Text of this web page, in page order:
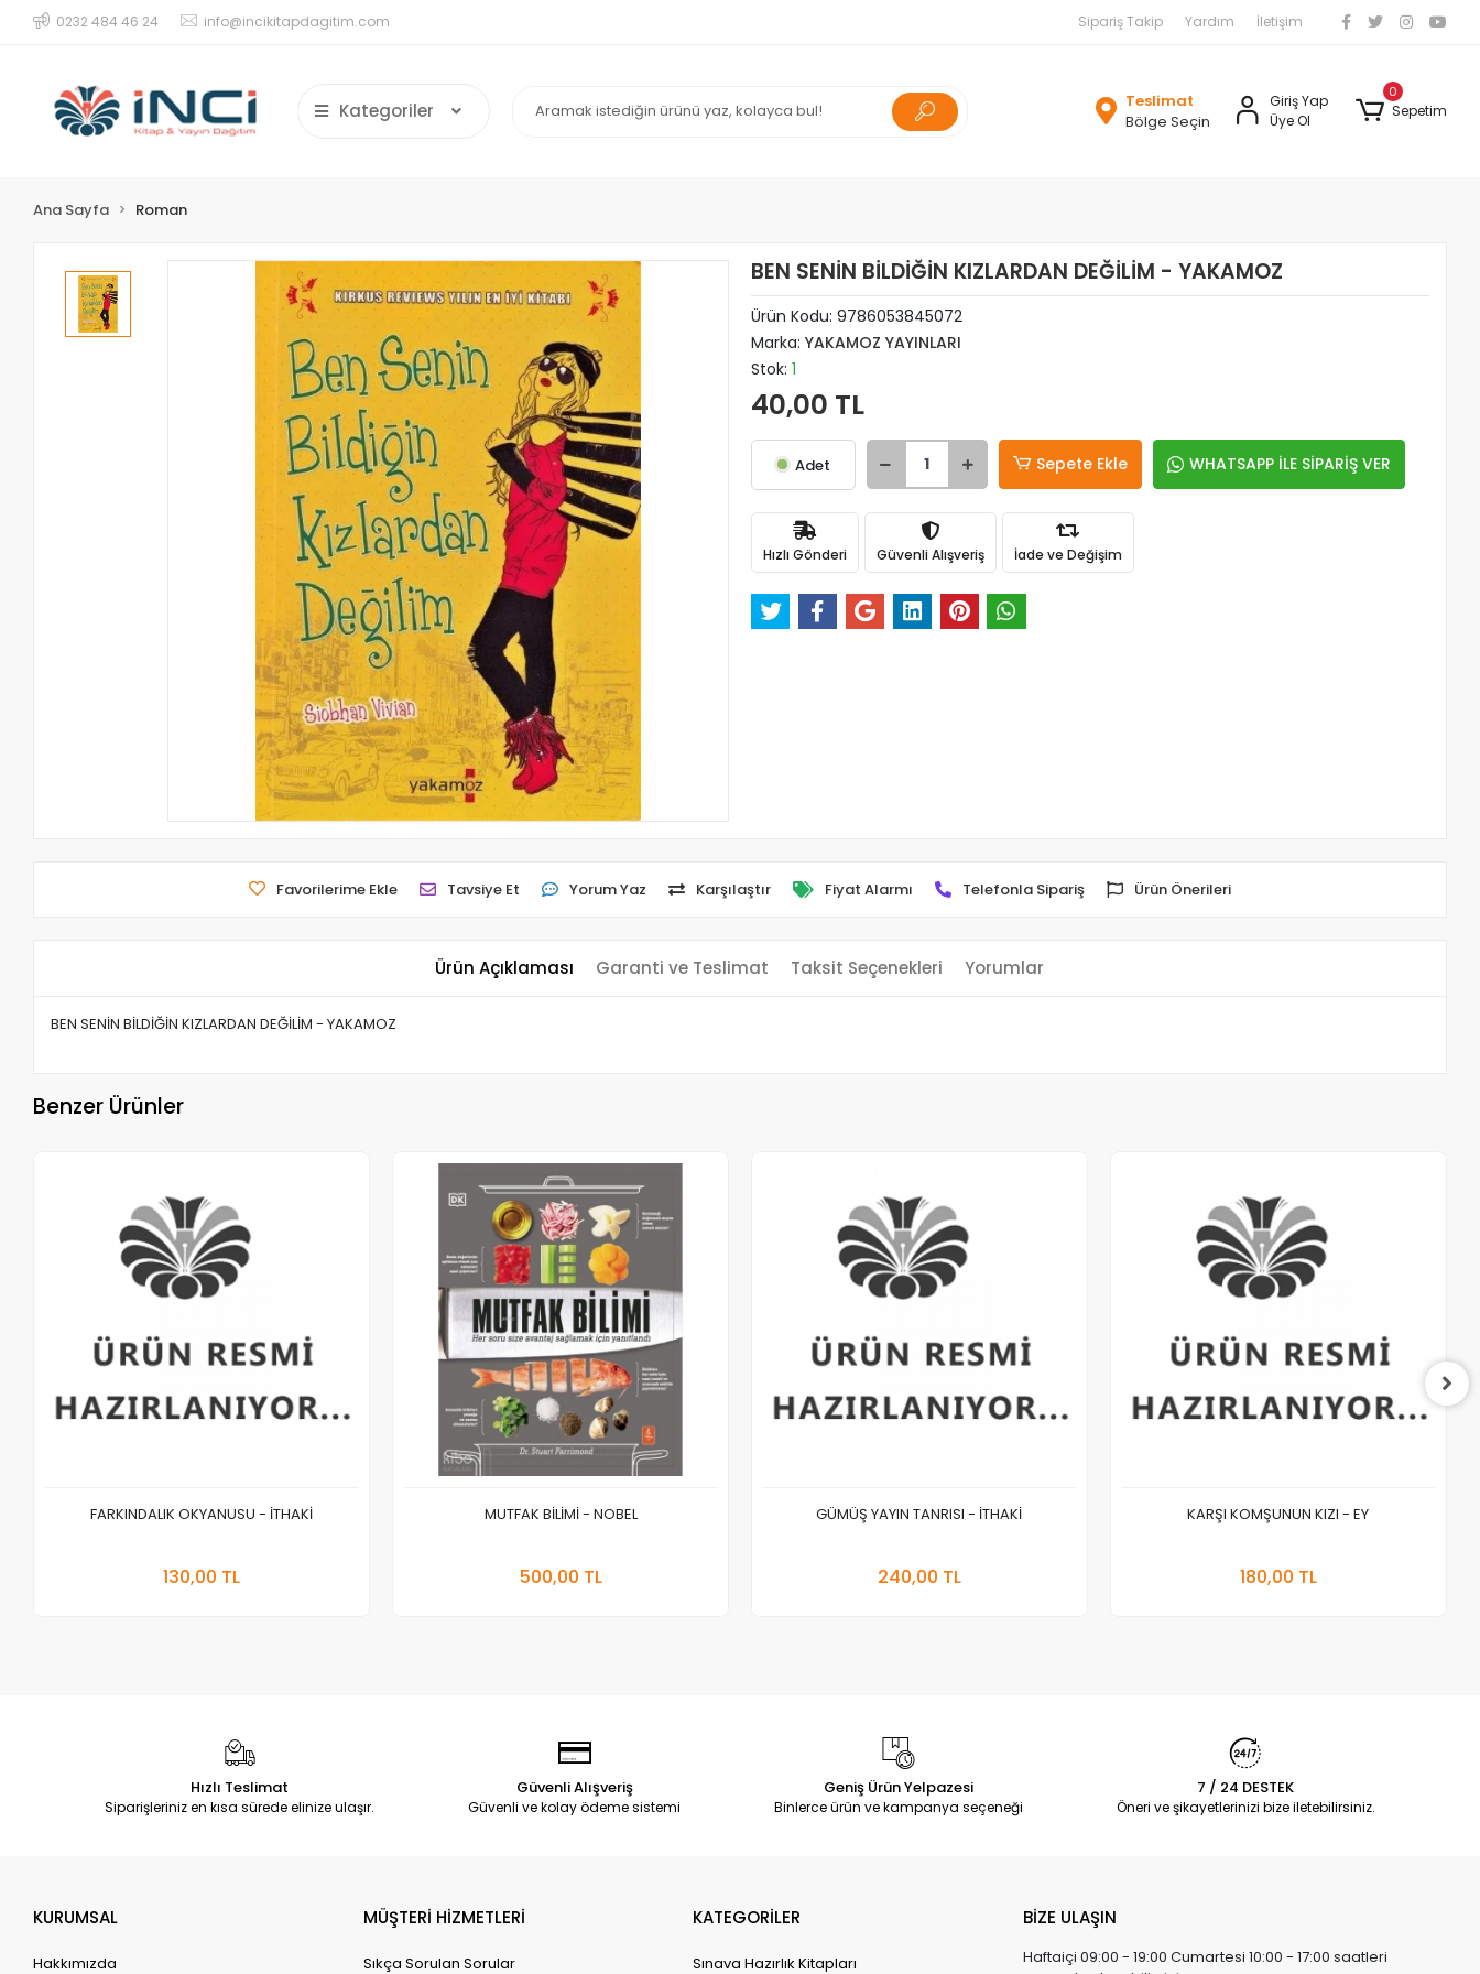
0232 484 46 24 info@incikitapdagitim.com Sipariş Takip Yardım İletişim
Kategoriler
Teslimat
Bölge Seçin
Giriş Yap
Üye Ol
0
Sepetim
Ana Sayfa Roman
BEN SENİN BİLDİĞİN KIZLARDAN DEĞİLİM - YAKAMOZ
Ürün Kodu: 9786053845072
Marka: YAKAMOZ YAYINLARI
Stok: 1
40,00 TL
Adet Sepete Ekle WHATSAPP İLE SİPARİŞ VER
Hızlı Gönderi Güvenli Alışveriş İade ve Değişim
Favorilerime Ekle Tavsiye Et Yorum Yaz Karşılaştır Fiyat Alarmı Telefonla Sipariş Ürün Önerileri
Ürün Açıklaması Garanti ve Teslimat Taksit Seçenekleri Yorumlar
BEN SENİN BİLDİĞİN KIZLARDAN DEĞİLİM - YAKAMOZ
Benzer Ürünler
FARKINDALIK OKYANUSU - İTHAKİ
130,00 TL
MUTFAK BİLİMİ - NOBEL
500,00 TL
GÜMÜŞ YAYIN TANRISI - İTHAKİ
240,00 TL
KARŞI KOMŞUNUN KIZI - EY
180,00 TL
Hızlı Teslimat
Siparişleriniz en kısa sürede elinize ulaşır.
Güvenli Alışveriş
Güvenli ve kolay ödeme sistemi
Geniş Ürün Yelpazesi
Binlerce ürün ve kampanya seçeneği
7 / 24 DESTEK
Öneri ve şikayetlerinizi bize iletebilirsiniz.
KURUMSAL
Hakkımızda
MÜŞTERİ HİZMETLERİ
Sıkça Sorulan Sorular
KATEGORİLER
Sınava Hazırlık Kitapları
BİZE ULAŞIN
Haftaiçi 09:00 - 19:00 Cumartesi 10:00 - 17:00 saatleri